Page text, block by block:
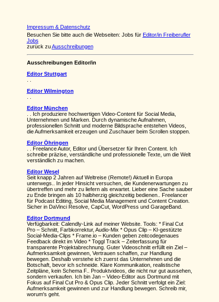
Impressum & Datenschutz
Besuchen Sie bitte auch die Webseiten: Jobs für Editor/in Freiberufler
Jobs
zurück zuAusschreibungen
Ausschreibungen Editor/in
Editor Stuttgart
Editor Wilmington
Editor München
. . Ich produziere hochwertigen Video-Content für Social Media,
Unternehmen und Marken. Durch dynamische Aufnahmen,
professionellen Schnitt und moderne Bildsprache entstehen Videos,
die Aufmerksamkeit erzeugen und Zuschauer beim Scrollen stoppen.
Editor Öhringen
. . Freelance Autor, Editor und Übersetzer für Ihren Content. Ich
schreibe präzise, verständliche und professionelle Texte, um die Welt
verständlich zu machen.
Editor Wesel
Seit knapp 2 Jahren auf Weltreise (Remote!) Aktuell in Europa
unterwegs.. In jeder Hinsicht versuchen, die Kundenerwartungen zu
übertreffen und mehr zu liefern als erwartet. Lieber eine Sache sauber
zu Ende bringen als 10 halbherzig gleichzeitig bedienen.. Freelancer
für Podcast Editing, Social Media Management und Content Creation.
Sicher in DaVinci Resolve, CapCut, WordPress und GarageBand.
Editor Dortmund
Verfügbarkeit: Calendly-Link auf meiner Website. Tools: * Final Cut
Pro – Schnitt, Farbkorrektur, Audio-Mix * Opus Clip – KI-gestützte
Social-Media-Clips * Frame.io – Kunden geben zeitcodegenaues
Feedback direkt im Video * Toggl Track – Zeiterfassung für
transparente Projektabrechnung. Guter Videoschnitt erfüllt ein Ziel –
Aufmerksamkeit gewinnen, Vertrauen schaffen, zur Handlung
bewegen. Deshalb verstehe ich zuerst das Unternehmen und die
Botschaft, bevor ich schneide. Klare Kommunikation, realistische
Zeitpläne, kein Schema F.. Produktvideos, die nicht nur gut aussehen,
sondern verkaufen. Ich bin Jan – Video-Editor aus Dortmund mit
Fokus auf Final Cut Pro & Opus Clip. Jeder Schnitt verfolgt ein Ziel:
Aufmerksamkeit gewinnen und zur Handlung bewegen. Schreib mir,
worum's geht.